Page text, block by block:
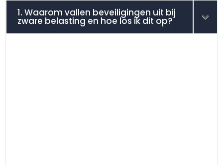
1. Waarom vallen beveiligingen uit bij
zware belasting en hoe los ik dit op?